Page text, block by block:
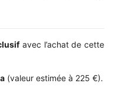
avec l’achat de cette
(valeur estimée à 225 €).